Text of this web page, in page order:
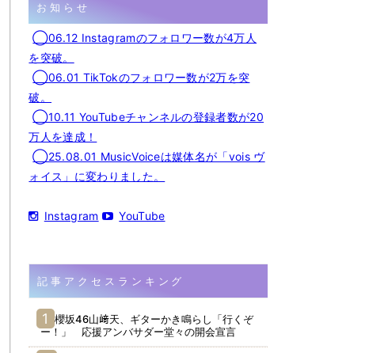
お知らせ
◯06.12 Instagramのフォロワー数が4万人
を突破。
◯06.01 TikTokのフォロワー数が2万を突
破。
◯10.11 YouTubeチャンネルの登録者数が20
万人を達成！
◯25.08.01 MusicVoiceは媒体名が「vois ヴ
ォイス」に変わりました。
Instagram YouTube
記事アクセスランキング
櫻坂46山﨑天、ギターかき鳴らし「行くぞ
ー！」 応援アンバサダー堂々の開会宣言